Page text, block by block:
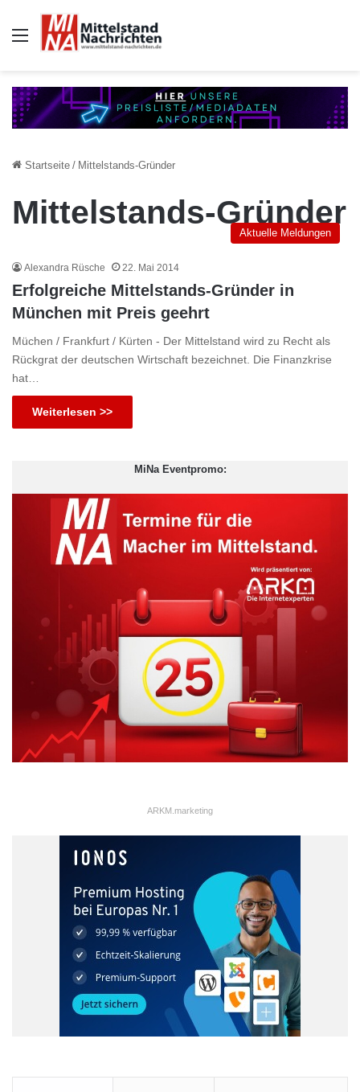
Auswahl
Startseite / Mittelstands-Gründer
Mittelstands-Gründer
Aktuelle Meldungen
Alexandra Rüsche 22. Mai 2014
Erfolgreiche Mittelstands-Gründer in
München mit Preis geehrt
Müchen / Frankfurt / Kürten - Der Mittelstand wird zu Recht als
Rückgrat der deutschen Wirtschaft bezeichnet. Die Finanzkrise
hat…
Weiterlesen >>
MiNa Eventpromo:
ARKM.marketing